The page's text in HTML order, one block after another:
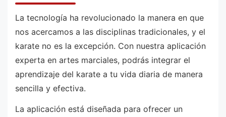
La tecnología ha revolucionado la manera en que
nos acercamos a las disciplinas tradicionales, y el
karate no es la excepción. Con nuestra aplicación
experta en artes marciales, podrás integrar el
aprendizaje del karate a tu vida diaria de manera
sencilla y efectiva.
La aplicación está diseñada para ofrecer un